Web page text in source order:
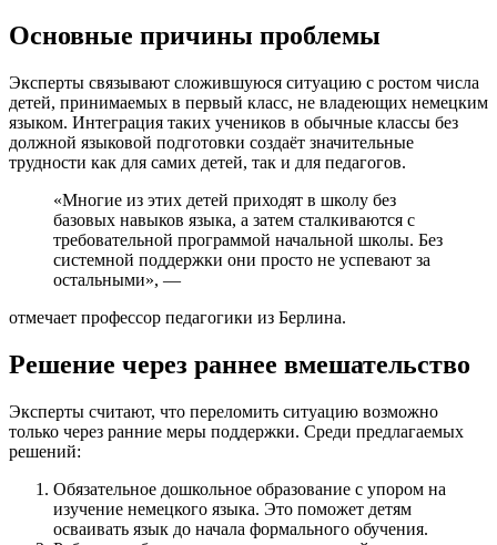
Основные причины проблемы
Эксперты связывают сложившуюся ситуацию с ростом числа
детей, принимаемых в первый класс, не владеющих немецким
языком. Интеграция таких учеников в обычные классы без
должной языковой подготовки создаёт значительные
трудности как для самих детей, так и для педагогов.
«Многие из этих детей приходят в школу без
базовых навыков языка, а затем сталкиваются с
требовательной программой начальной школы. Без
системной поддержки они просто не успевают за
остальными», —
отмечает профессор педагогики из Берлина.
Решение через раннее вмешательство
Эксперты считают, что переломить ситуацию возможно
только через ранние меры поддержки. Среди предлагаемых
решений:
Обязательное дошкольное образование с упором на
изучение немецкого языка. Это поможет детям
осваивать язык до начала формального обучения.